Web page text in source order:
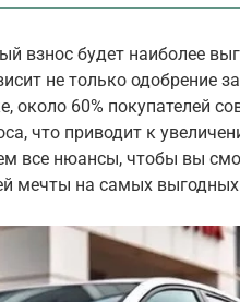
взнос будет наиболее
не только одобрение
около 60% покупателей
что приводит к
все нюансы, чтобы вы
мечты на самых выгодных